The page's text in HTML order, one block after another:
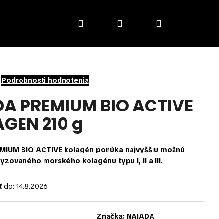
Hľadať PrihlásenieNákupný
Podrobnosti hodnotenia
PREMIUM BIO ACTIVE
210 g
BIO ACTIVE kolagén ponúka najvyššiu možnú
morského kolagénu typu I, II a III.
do: 14.8.2026
Značka: NAIADA